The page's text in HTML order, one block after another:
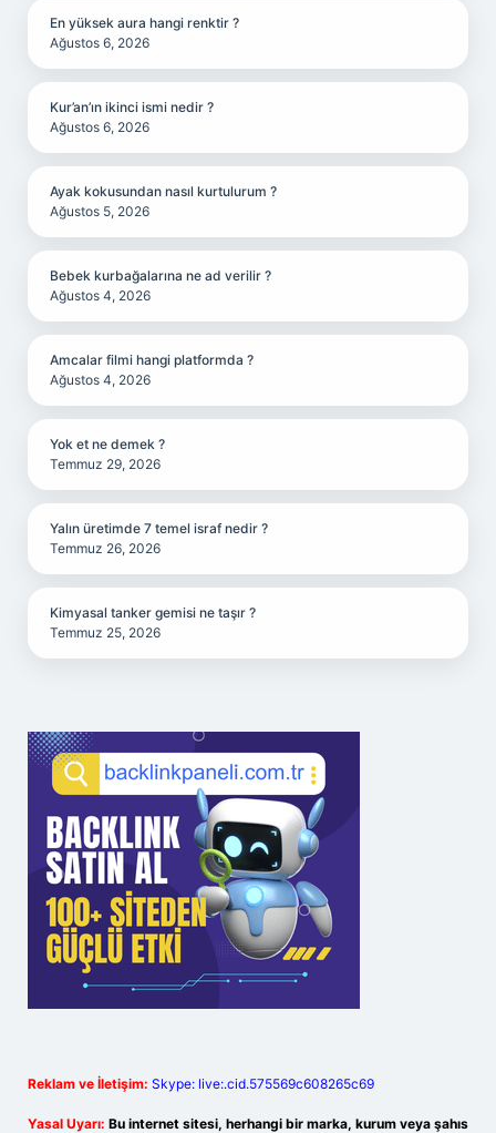
En yüksek aura hangi renktir ?
Ağustos 6, 2026
Kur’an’ın ikinci ismi nedir ?
Ağustos 6, 2026
Ayak kokusundan nasıl kurtulurum ?
Ağustos 5, 2026
Bebek kurbağalarına ne ad verilir ?
Ağustos 4, 2026
Amcalar filmi hangi platformda ?
Ağustos 4, 2026
Yok et ne demek ?
Temmuz 29, 2026
Yalın üretimde 7 temel israf nedir ?
Temmuz 26, 2026
Kimyasal tanker gemisi ne taşır ?
Temmuz 25, 2026
Reklam ve İletişim: Skype: live:.cid.575569c608265c69
Yasal Uyarı: Bu internet sitesi, herhangi bir marka, kurum veya şahıs